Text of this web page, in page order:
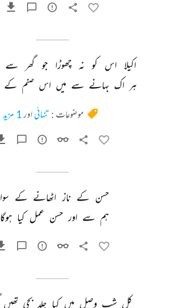
اکیلا اس کو نہ چھوڑا جو گھر سے
ہر اک بہانے سے میں اس صنم کے
موضوعات : تنہائیاور1 مزید
حسن کے ناز اٹھانے کے سوا
ہم سے اور حسن عمل کیا ہوگا
کل شب وصل میں کیا جلد بجی تھیں